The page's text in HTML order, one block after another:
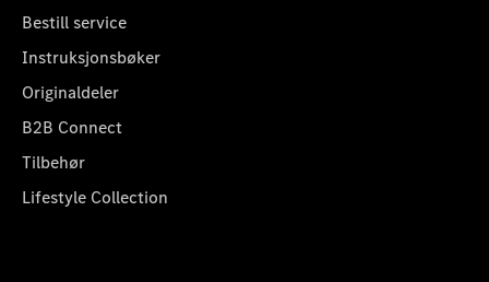
Bestill service
Instruksjonsbøker
Originaldeler
B2B Connect
Tilbehør
Lifestyle Collection